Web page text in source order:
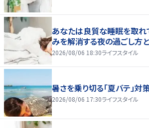
あなたは良質な睡眠を取れ
みを解消する夜の過ごし方
2026/08/06 18:30ライフスタイル
暑さを乗り切る「夏バテ」対
2026/08/06 17:30ライフスタイル